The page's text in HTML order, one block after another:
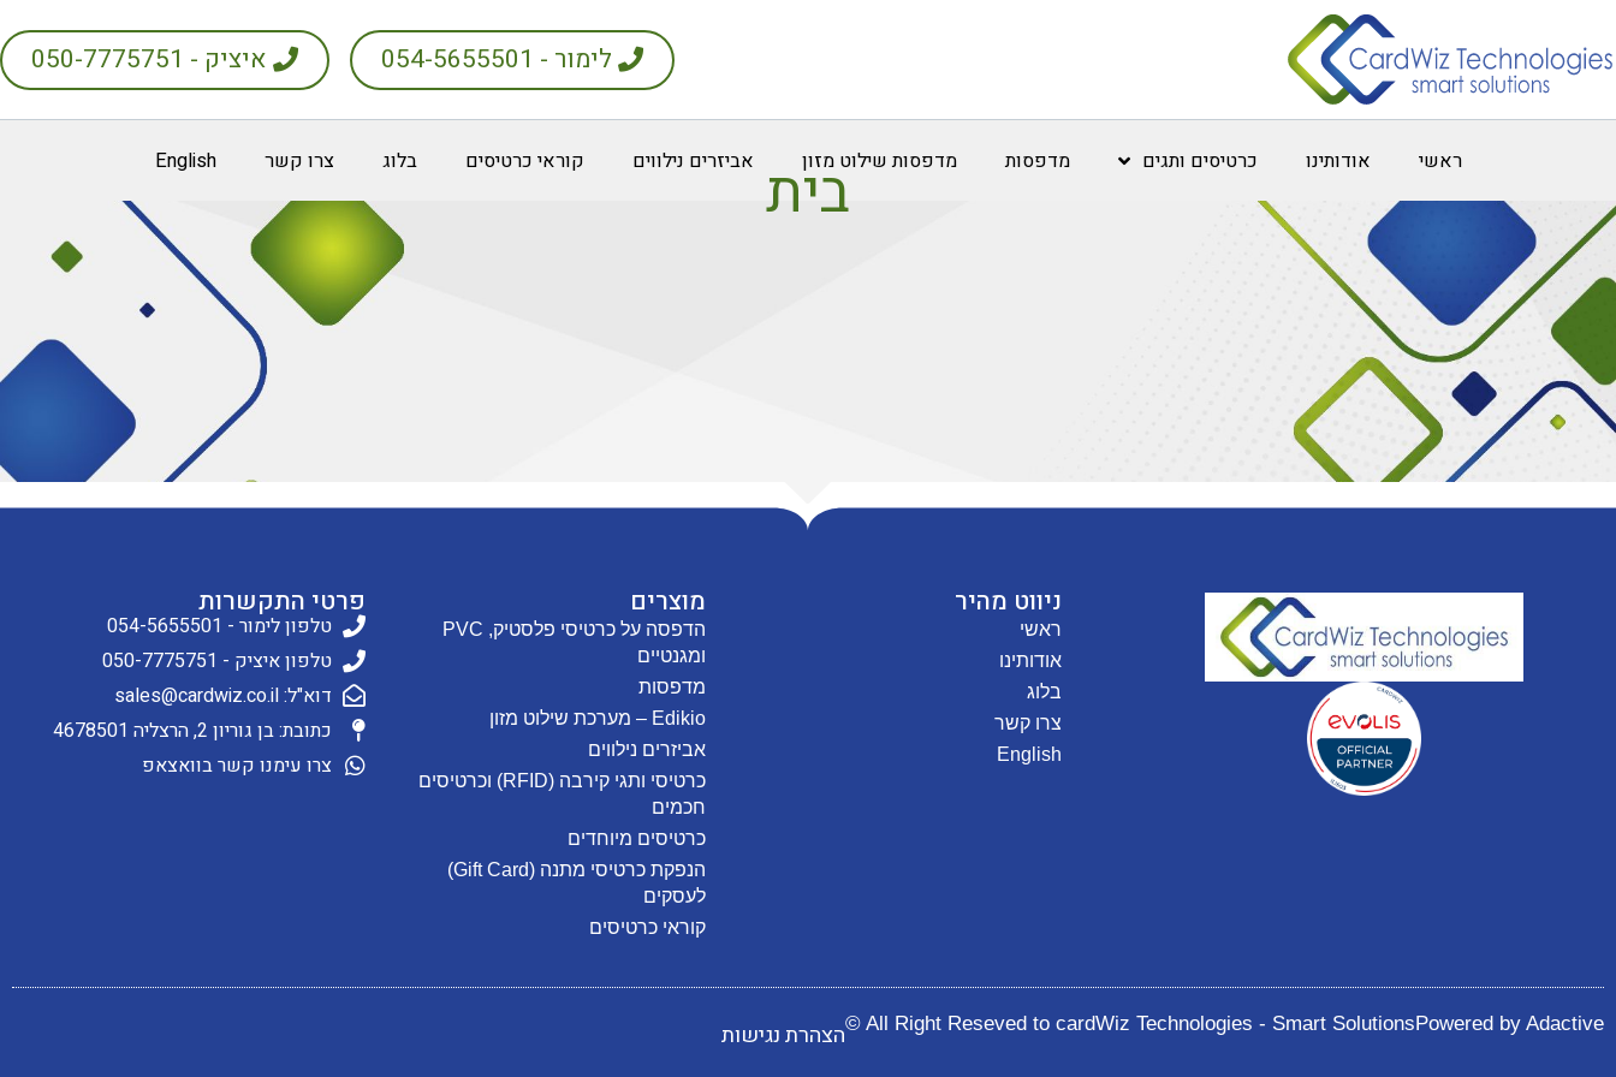
לימור - 054-5655501 איציק - 050-7775751
ראשי אודותינו כרטיסים ותגים מדפסות מדפסות שילוט מזון אביזרים נילווים קוראי כרטיסים בלוג צרו קשר English בית
ניווט מהיר
ראשי
אודותינו
בלוג
צרו קשר
English
מוצרים
הדפסה על כרטיסי פלסטיק, PVC
ומגנטיים
מדפסות
Edikio – מערכת שילוט מזון
אביזרים נילווים
כרטיסי ותגי קירבה (RFID) וכרטיסים
חכמים
כרטיסים מיוחדים
הנפקת כרטיסי מתנה (Gift Card)
לעסקים
קוראי כרטיסים
פרטי התקשרות
טלפון לימור - 054-5655501
טלפון איציק - 050-7775751
דוא"ל: sales@cardwiz.co.il
כתובת: בן גוריון 2, הרצליה 4678501
צרו עימנו קשר בוואצאפ
Powered by Adactive
© All Right Reseved to cardWiz Technologies - Smart Solutionsהצהרתנגישות